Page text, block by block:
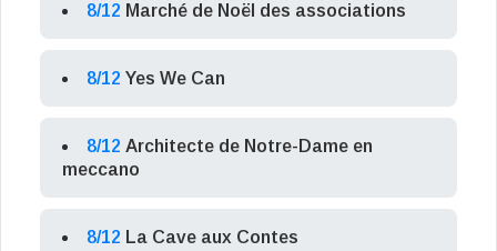
8/12 Marché de Noël des associations
8/12 Yes We Can
8/12 Architecte de Notre-Dame en
meccano
8/12 La Cave aux Contes